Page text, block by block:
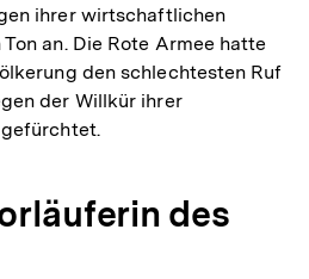
ihrer wirtschaftlichen
an. Die Rote Armee hatte
den schlechtesten Ruf
der Willkür ihrer
des